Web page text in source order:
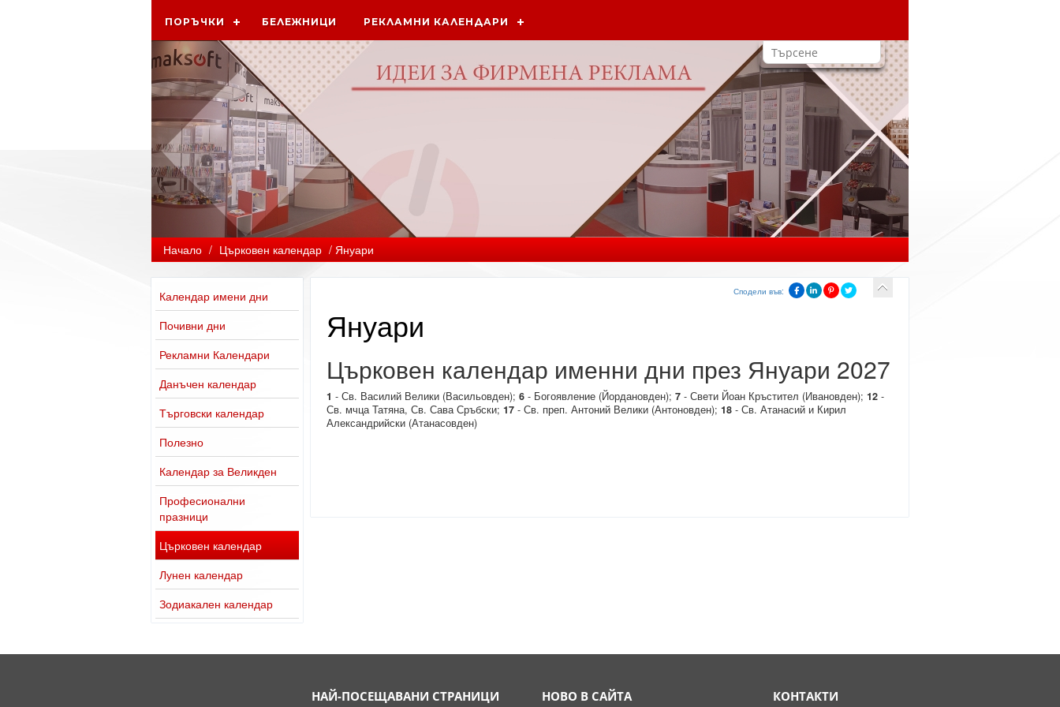
ПОРЪЧКИ БЕЛЕЖНИЦИ РЕКЛАМНИ КАЛЕНДАРИ
Начало / Църковен календар / Януари
Календар имени дни
Почивни дни
Рекламни Календари
Данъчен календар
Търговски календар
Полезно
Календар за Великден
Професионални
празници
Църковен календар
Лунен календар
Зодиакален календар
Сподели във:
Януари
Църковен календар именни дни през Януари 2027
1 - Св. Василий Велики (Васильовден); 6- Богоявление (Йордановден); 7- Свети Йоан Кръстител (Ивановден); 12-
Св. мчца Татяна, Св. Сава Сръбски; 17- Св. преп. Антоний Велики (Антоновден); 18- Св. Атанасий и Кирил
Александрийски (Атанасовден)
НАЙ-ПОСЕЩАВАНИ СТРАНИЦИ НОВО В САЙТА КОНТАКТИ